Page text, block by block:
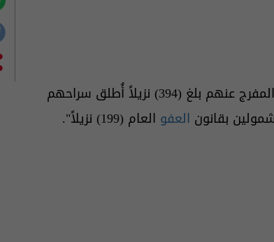
وذكرت الوزارة في بيان ورد للسومرية نيوز، أن "من بين المفرج عنهم بلغ (394) نزيلاً أُطلق سراحهم
بقانون العفو العام (199) نزيلاً".